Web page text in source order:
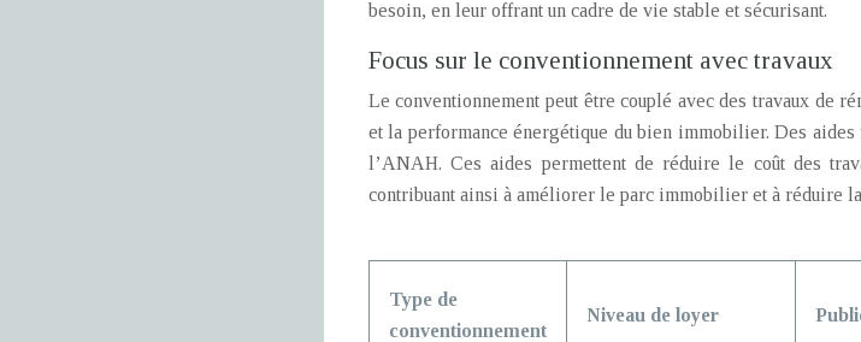
besoin, en leur offrant un cadre de vie stable et sécurisant.
Focus sur le conventionnement avec travaux
Le conventionnement peut être couplé avec des travaux de
et la performance énergétique du bien immobilier. Des
l’ANAH. Ces aides permettent de réduire le coût des
contribuant ainsi à améliorer le parc immobilier et à réduire
Type de
conventionnement
Niveau de loyer